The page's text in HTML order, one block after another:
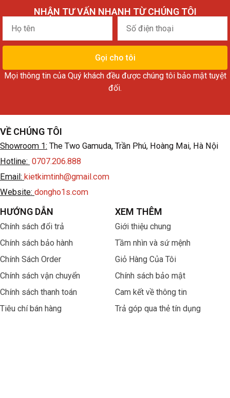
NHẬN TƯ VẤN NHANH TỪ CHÚNG TÔI
Họ
tên
điện
thoại
Gọi cho tôi
Mọi thông tin của Quý khách đều được chúng tôi bảo mật tuyệt
đối.
VỀ CHÚNG TÔI
Showroom 1: The Two Gamuda, Trần Phú, Hoàng Mai, Hà Nội
Hotline: 0707.206.888
Email: kietkimtinh@gmail.com
Website: dongho1s.com
HƯỚNG DẪN
Chính sách đổi trả
Chính sách bảo hành
Chính Sách Order
Chính sách vận chuyển
Chính sách thanh toán
Tiêu chí bán hàng
XEM THÊM
Giới thiệu chung
Tầm nhìn và sứ mệnh
Giỏ Hàng Của Tôi
Chính sách bảo mật
Cam kết về thông tin
Trả góp qua thẻ tín dụng